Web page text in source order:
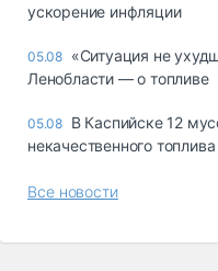
ускорение инфляции
05.08 «Ситуация не
Ленобласти — о топливе
05.08 В Каспийске 12
некачественного топлива
Все новости